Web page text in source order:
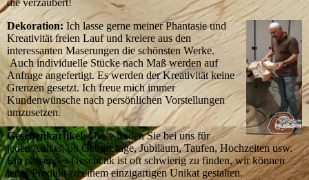
die verzaubert!
Dekoration:Ich lasse gerne meiner Phantasie und
Kreativität freien Lauf und kreiere aus den
interessanten Maserungen die schönsten Werke.
Auch individuelle Stücke nach Maß werden auf
Anfrage angefertigt. Es werden der Kreativität keine
Grenzen gesetzt. Ich freue mich immer
Kundenwünsche nach persönlichen Vorstellungen
umzusetzen.
Geschenkartikel:Diese finden Sie bei uns für
jeden Anlass, ob Geburtstage, Jubiläum, Taufen, Hochzeiten usw.
Ein passendes Geschenk ist oft schwierig zu finden, wir können
jedes Produkt zu einem einzigartigen Unikat gestalten.